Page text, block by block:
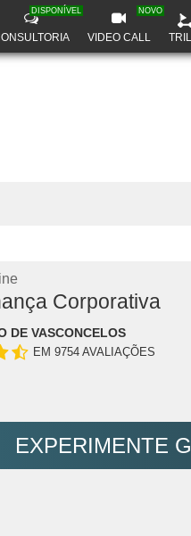
DISPONÍVEL
VIDEO CALL
NOVO
Corporativa
DE VASCONCELOS
EM 9754 AVALIAÇÕES
EXPERIMENTE